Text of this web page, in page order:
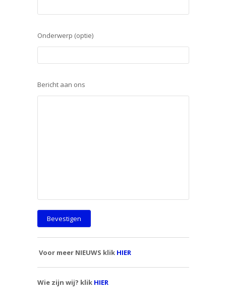
Onderwerp (optie)
Bericht aan ons
Voor meer NIEUWS klik HIER
Wie zijn wij? klik HIER